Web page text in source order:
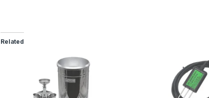
Related